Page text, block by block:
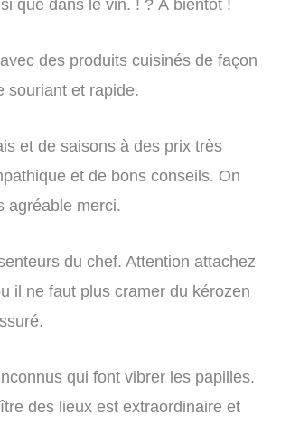
que dans le vin. ! ? À bientôt !
des produits cuisinés de façon
souriant et rapide.
et de saisons à des prix très
et de bons conseils. On
agréable merci.
du chef. Attention attachez
il ne faut plus cramer du kérozen
qui font vibrer les papilles.
des lieux est extraordinaire et